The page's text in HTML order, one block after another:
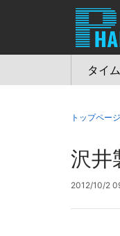
タイ
トップページ
沢井
2012/10/2